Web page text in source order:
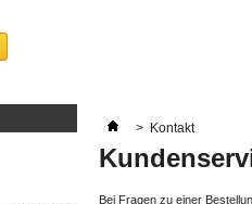
> Kontakt
Bei Fragen zu einer